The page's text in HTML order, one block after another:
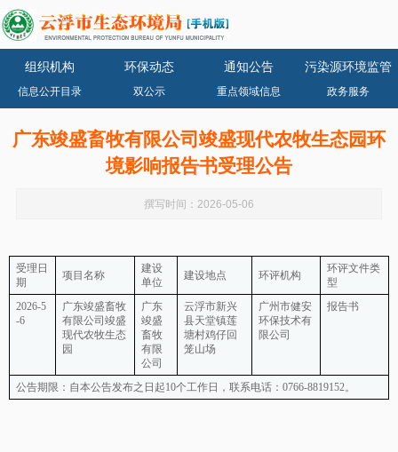
组织机构 环保动态 通知公告 污染源环境监管
信息公开目录 双公示 重点领域信息 政务服务
广东竣盛畜牧有限公司竣盛现代农牧生态园环
境影响报告书受理公告
撰写时间：2026-05-06
受理日
期
项目名称
建设
单位
建设地点 环评机构
环评文件类
型
2026-5
-6
广东竣盛畜牧
有限公司竣盛
现代农牧生态
园
广东
竣盛
畜牧
有限
公司
云浮市新兴
县天堂镇莲
塘村鸡仔回
笼山场
广州市健安
环保技术有
限公司
报告书
公告期限：自本公告发布之日起10个工作日，联系电话：0766-8819152。